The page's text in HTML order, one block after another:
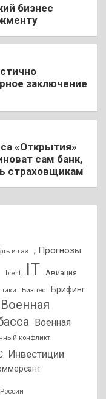
бизнес
заключение
«Открытия»
сам банк,
страховщикам
и газ , Прогнозы
brent IT Авиация
Бизнес
Брифинг
Военная
Военная
конфликт
Инвестиции